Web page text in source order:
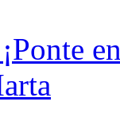
¡Ponte